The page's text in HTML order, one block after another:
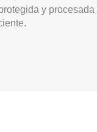
y procesada